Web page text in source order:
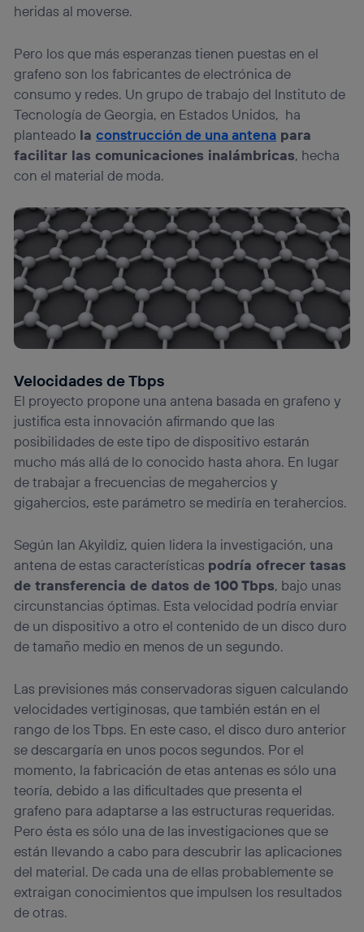
heridas al moverse.
Pero los que más esperanzas tienen puestas en el
grafeno son los fabricantes de electrónica de
consumo y redes. Un grupo de trabajo del Instituto de
Tecnología de Georgia, en Estados Unidos, ha
planteado laconstrucción de una antena para
facilitar las comunicaciones inalámbricas, hecha
con el material de moda.
Velocidades de Tbps
El proyecto propone una antena basada en grafeno y
justifica esta innovación afirmando que las
posibilidades de este tipo de dispositivo estarán
mucho más allá de lo conocido hasta ahora. En lugar
de trabajar a frecuencias de megahercios y
gigahercios, este parámetro se mediría en terahercios.
Según Ian Akyildiz, quien lidera la investigación, una
antena de estas características podría ofrecer tasas
de transferencia de datos de 100 Tbps, bajo unas
circunstancias óptimas. Esta velocidad podría enviar
de un dispositivo a otro el contenido de un disco duro
de tamaño medio en menos de un segundo.
Las previsiones más conservadoras siguen calculando
velocidades vertiginosas, que también están en el
rango de los Tbps. En este caso, el disco duro anterior
se descargaría en unos pocos segundos. Por el
momento, la fabricación de etas antenas es sólo una
teoría, debido a las dificultades que presenta el
grafeno para adaptarse a las estructuras requeridas.
Pero ésta es sólo una de las investigaciones que se
están llevando a cabo para descubrir las aplicaciones
del material. De cada una de ellas probablemente se
extraigan conocimientos que impulsen los resultados
de otras.
Si utilizas unaconexión de banda ancha
que hayan dado su consentimiento.
Si utilizasdatos móviles, el marketing será más
personalizado, ya que se basará únicamente en la
navegación del usuario del móvil.
Puedes gestionar los consentimientos Utiq seleccionando
“Administrar Utiq” en la parte inferior de esta página web o
visitando el portal de privacidad de Utiq
(“consenthub”). Para más información, consulta